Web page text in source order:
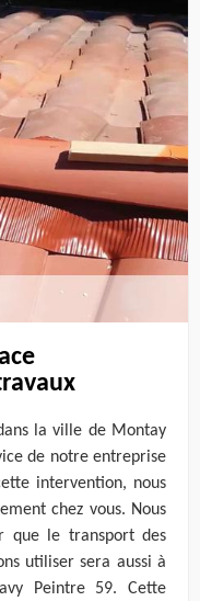
la ville de Montay
de notre entreprise
intervention, nous
chez vous. Nous
que le transport des
utiliser sera aussi à
Peintre 59. Cette